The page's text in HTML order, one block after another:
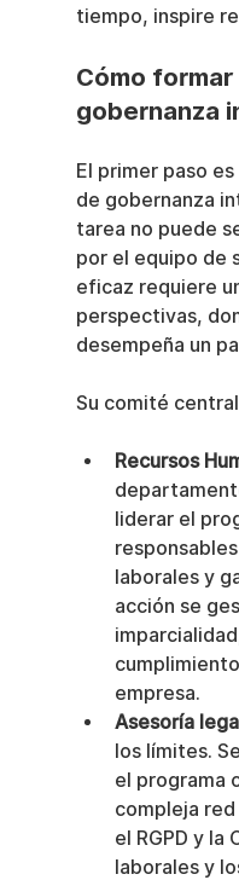
tiempo, inspire
Cómo
gobernanza
El primer paso
de gobernanza
tarea no puede
por el equipo de
eficaz requiere
perspectivas,
desempeña un
Su comité
Recursos
liderar el
laborales y
acción se
empresa.
Asesoría
los límites.
el programa
compleja
el RGPD y la
laborales y